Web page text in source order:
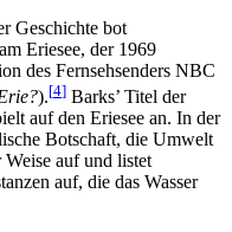
Geschichte bot
Eriesee, der 1969
des Fernsehsenders NBC
).[4] Barks’ Titel der
auf den Eriesee an. In der
Botschaft, die Umwelt
Weise auf und listet
auf, die das Wasser